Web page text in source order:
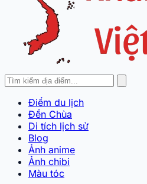
Điểm du lịch
Đền Chùa
Di tích lịch sử
Blog
Ảnh anime
Ảnh chibi
Màu tóc